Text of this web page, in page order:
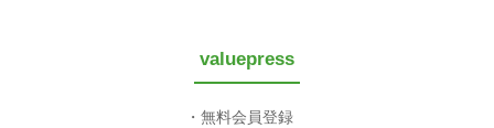
valuepress
無料会員登録